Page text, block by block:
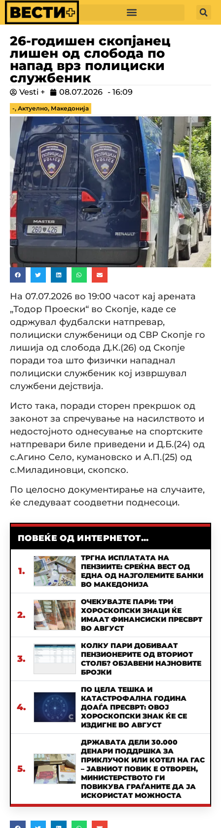
26-годишен скопјанец
лишен од слобода по
напад врз полициски
службеник
Vesti + 08.07.2026 - 16:09
-, Актуелно, Македонија
На 07.07.2026 во 19:00 часот кај арената
„Тодор Проески“ во Скопје, каде се
одржувал фудбалски натпревар,
полициски службеници од СВР Скопје го
лишија од слобода Д.К.(26) од Скопје
поради тоа што физички нападнал
полициски службеник кој извршувал
службени дејствија.
Исто така, поради сторен прекршок од
законот за спречување на насилството и
недостојното однесување на спортските
натпревари биле приведени и Д.Б.(24) од
с.Агино Село, кумановско и А.П.(25) од
с.Миладиновци, скопско.
По целосно документирање на случаите,
ќе следуваат соодветни поднесоци.
ПОВЕЌЕ ОД ИНТЕРНЕТОТ...
1.
ТРГНА ИСПЛАТАТА НА
ПЕНЗИИТЕ: СРЕЌНА ВЕСТ ОД
ЕДНА ОД НАЈГОЛЕМИТЕ БАНКИ
ВО МАКЕДОНИЈА
2.
ОЧЕКУВАЈТЕ ПАРИ: ТРИ
ХОРОСКОПСКИ ЗНАЦИ ЌЕ
ИМААТ ФИНАНСИСКИ ПРЕСВРТ
ВО АВГУСТ
3.
КОЛКУ ПАРИ ДОБИВААТ
ПЕНЗИОНЕРИТЕ ОД ВТОРИОТ
СТОЛБ? ОБЈАВЕНИ НАЈНОВИТЕ
БРОЈКИ
4.
ПО ЦЕЛА ТЕШКА И
КАТАСТРОФАЛНА ГОДИНА
ДОАЃА ПРЕСВРТ: ОВОЈ
ХОРОСКОПСКИ ЗНАК ЌЕ СЕ
ИЗДИГНЕ ВО АВГУСТ
5.
ДРЖАВАТА ДЕЛИ 30.000
ДЕНАРИ ПОДДРШКА ЗА
ПРИКЛУЧОК ИЛИ КОТЕЛ НА ГАС
– ЈАВНИОТ ПОВИК Е ОТВОРЕН,
МИНИСТЕРСТВОТО ГИ
ПОВИКУВА ГРАЃАНИТЕ ДА ЈА
ИСКОРИСТАТ МОЖНОСТА